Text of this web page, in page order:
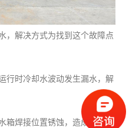
，解决方式为找到这个故障点
行时冷却水波动发生漏水 ，解
箱焊接位置锈蚀，造成漏水，